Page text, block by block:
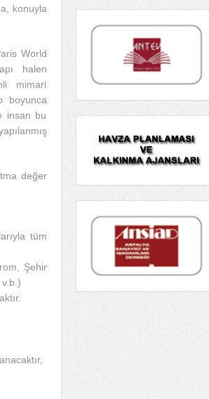
konuyla
World
halen
mimari
boyunca
insan bu
değer
tüm
Şehir